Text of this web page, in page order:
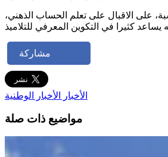
على الاقبال على تعلم الحساب الذهني،
مشاركة
الأخبار الأخبار الوطنية
مواضيع ذات صلة